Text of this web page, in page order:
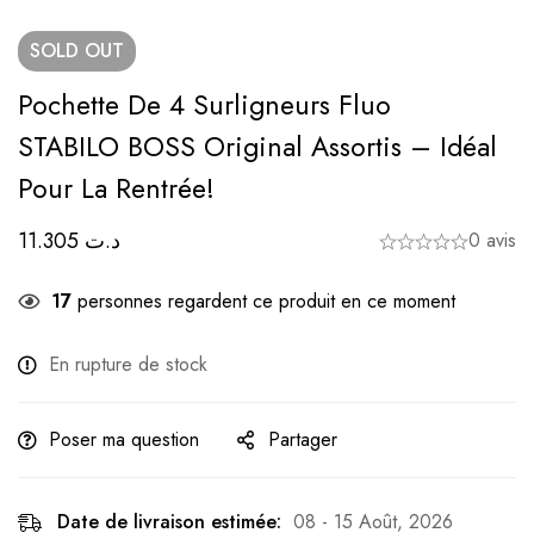
SOLD OUT
Pochette De 4 Surligneurs Fluo
STABILO BOSS Original Assortis – Idéal
Pour La Rentrée!
د.ت 0 avis
17 personnes regardent ce produit en ce moment
En rupture de stock
Poser ma question Partager
Date de livraison estimée: 08 - 15 Août, 2026